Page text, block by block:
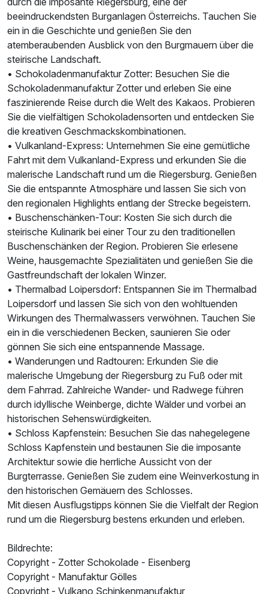
beeindruckendsten Burganlagen Österreichs. Tauchen Sie
ein in die Geschichte und genießen Sie den
atemberaubenden Ausblick von den Burgmauern über die
steirische Landschaft.
• Schokoladenmanufaktur Zotter: Besuchen Sie die
Schokoladenmanufaktur Zotter und erleben Sie eine
faszinierende Reise durch die Welt des Kakaos. Probieren
Sie die vielfältigen Schokoladensorten und entdecken Sie
die kreativen Geschmackskombinationen.
• Vulkanland-Express: Unternehmen Sie eine gemütliche
Fahrt mit dem Vulkanland-Express und erkunden Sie die
malerische Landschaft rund um die Riegersburg. Genießen
Sie die entspannte Atmosphäre und lassen Sie sich von
den regionalen Highlights entlang der Strecke begeistern.
• Buschenschänken-Tour: Kosten Sie sich durch die
steirische Kulinarik bei einer Tour zu den traditionellen
Buschenschänken der Region. Probieren Sie erlesene
Weine, hausgemachte Spezialitäten und genießen Sie die
Gastfreundschaft der lokalen Winzer.
• Thermalbad Loipersdorf: Entspannen Sie im Thermalbad
Loipersdorf und lassen Sie sich von den wohltuenden
Wirkungen des Thermalwassers verwöhnen. Tauchen Sie
ein in die verschiedenen Becken, saunieren Sie oder
gönnen Sie sich eine entspannende Massage.
• Wanderungen und Radtouren: Erkunden Sie die
malerische Umgebung der Riegersburg zu Fuß oder mit
dem Fahrrad. Zahlreiche Wander- und Radwege führen
durch idyllische Weinberge, dichte Wälder und vorbei an
historischen Sehenswürdigkeiten.
• Schloss Kapfenstein: Besuchen Sie das nahegelegene
Schloss Kapfenstein und bestaunen Sie die imposante
Architektur sowie die herrliche Aussicht von der
Burgterrasse. Genießen Sie zudem eine Weinverkostung in
den historischen Gemäuern des Schlosses.
Mit diesen Ausflugstipps können Sie die Vielfalt der Region
rund um die Riegersburg bestens erkunden und erleben.
Bildrechte:
Copyright - Zotter Schokolade - Eisenberg
Copyright - Manufaktur Gölles
Copyright - Vulkano Schinkenmanufaktur